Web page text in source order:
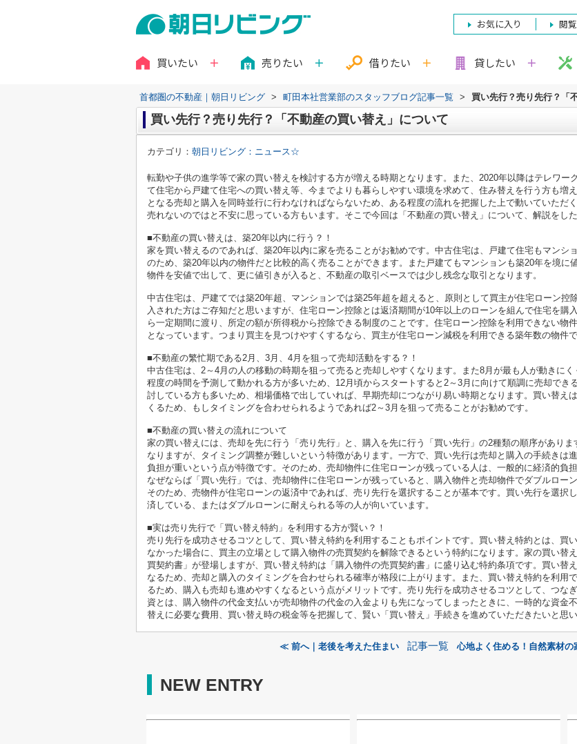
お気に入り 閲
買いたい 売りたい 借りたい 貸したい
首都圏の不動産｜朝日リビング > 町田本社営業部のスタッフブログ記事一覧 > 買い先行？売り先行？「
買い先行？売り先行？「不動産の買い替え」について
カテゴリ： 朝日リビング：ニュース☆
転勤や子供の進学等で家の買い替えを検討する方が増える時期となります。また、2020年以降はテレワー
て住宅から戸建て住宅への買い替え等、今までよりも暮らしやすい環境を求めて、住み替えを行う方も増
となる売却と購入を同時並行に行わなければならないため、ある程度の流れを把握した上で動いていただ
売れないのではと不安に思っている方もいます。そこで今回は「不動産の買い替え」について、解説をした
■不動産の買い替えは、築20年以内に行う？！
家を買い替えるのであれば、築20年以内に家を売ることがお勧めです。中古住宅は、戸建て住宅もマンシ
のため、築20年以内の物件だと比較的高く売ることができます。また戸建てもマンションも築20年を境に
物件を安値で出して、更に値引きが入ると、不動産の取引ベースでは少し残念な取引となります。
中古住宅は、戸建てでは築20年超、マンションでは築25年超を超えると、原則として買主が住宅ローン控
入された方はご存知だと思いますが、住宅ローン控除とは返済期間が10年以上のローンを組んで住宅を購
ら一定期間に渡り、所定の額が所得税から控除できる制度のことです。住宅ローン控除を利用できない物
となっています。つまり買主を見つけやすくするなら、買主が住宅ローン減税を利用できる築年数の物件
■不動産の繁忙期である2月、3月、4月を狙って売却活動をする？！
中古住宅は、2～4月の人の移動の時期を狙って売ると売却しやすくなります。また8月が最も人が動きに
程度の時間を予測して動かれる方が多いため、12月頃からスタートすると2～3月に向けて順調に売却でき
討している方も多いため、相場価格で出していれば、早期売却につながり易い時期となります。買い替え
くるため、もしタイミングを合わせられるようであれば2～3月を狙って売ることがお勧めです。
■不動産の買い替えの流れについて
家の買い替えには、売却を先に行う「売り先行」と、購入を先に行う「買い先行」の2種類の順序があり
なりますが、タイミング調整が難しいという特徴があります。一方で、買い先行は売却と購入の手続きは
負担が重いという点が特徴です。そのため、売却物件に住宅ローンが残っている人は、一般的に経済的負
なぜならば「買い先行」では、売却物件に住宅ローンが残っていると、購入物件と売却物件でダブルロー
そのため、売物件が住宅ローンの返済中であれば、売り先行を選択することが基本です。買い先行を選択
済している、またはダブルローンに耐えられる等の人が向いています。
■実は売り先行で「買い替え特約」を利用する方が賢い？！
売り先行を成功させるコツとして、買い替え特約を利用することもポイントです。買い替え特約とは、買
なかった場合に、買主の立場として購入物件の売買契約を解除できるという特約になります。家の買い替
買契約書」が登場しますが、買い替え特約は「購入物件の売買契約書」に盛り込む特約条項です。買い替
なるため、売却と購入のタイミングを合わせられる確率が格段に上がります。また、買い替え特約を利用
るため、購入も売却も進めやすくなるという点がメリットです。売り先行を成功させるコツとして、つな
資とは、購入物件の代金支払いが売却物件の代金の入金よりも先になってしまったときに、一時的な資金
替えに必要な費用、買い替え時の税金等を把握して、賢い「買い替え」手続きを進めていただきたいと思
≪ 前へ｜老後を考えた住まい 記事一覧 心地よく住める！自然素材
NEW ENTRY